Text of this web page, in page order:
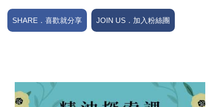
SHARE．喜歡就分享 JOIN US．加入粉絲團